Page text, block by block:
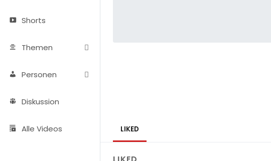
Shorts
Themen
Personen
Diskussion
Alle Videos LIKED